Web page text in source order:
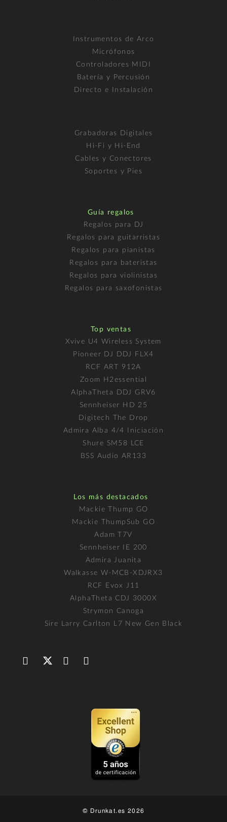
Instrumentos de Arco
Micrófonos
Controladores MIDI
Batería y Percusión
Directo e Instalación
Grabadoras Digitales
Hi-Fi y Hi-End
Cables y Conectores
Soportes y Pies
Guía regalos
Regalos para DJ
Regalos para guitarristas
Regalos para pianistas
Regalos para bateristas
Regalos para violinistas
Regalos para saxofonistas
Top ventas
Xvive U4 Wireless System
Pioneer DJ DDJ FLX4
RCF ART 912A
Zoom H2essential
AlphaTheta DDJ GRV6
Sennheiser HD 25
Digitech The Drop
Admira Alba 4/4 Iniciación
Shure SM58 LCE
BSS Audio AR133
Los más destacados
Mackie Thump GO
Mackie ThumpSub GO
Adam T7V
Sennheiser IE 200
Admira Juanita
Walkasse W-MCB-XDJRX3
RCF Evox J11
AlphaTheta CDJ 3000X
Strymon Canoga
Sire Larry Carlton L7 New Gen Black
© Drunkat.es 2026